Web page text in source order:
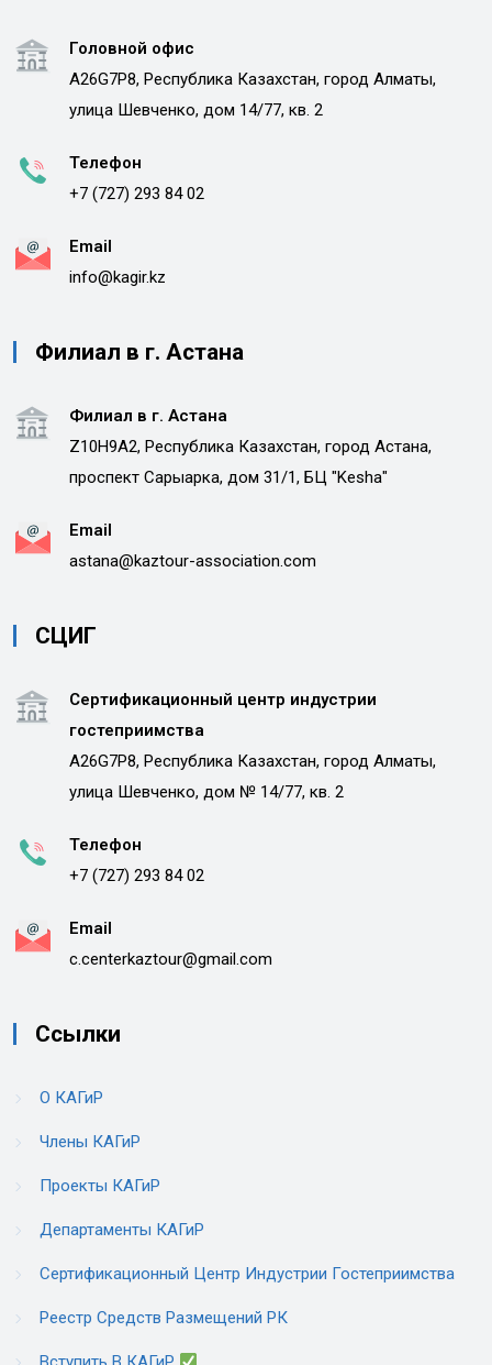
Головной офис
A26G7P8, Республика Казахстан, город Алматы,
улица Шевченко, дом 14/77, кв. 2
Телефон
+7 (727) 293 84 02
Email
info@kagir.kz
Филиал в г. Астана
Филиал в г. Астана
Z10H9A2, Республика Казахстан, город Астана,
проспект Сарыарка, дом 31/1, БЦ "Kesha"
Email
astana@kaztour-association.com
СЦИГ
Сертификационный центр индустрии
гостеприимства
A26G7P8, Республика Казахстан, город Алматы,
улица Шевченко, дом № 14/77, кв. 2
Телефон
+7 (727) 293 84 02
Email
c.centerkaztour@gmail.com
Ссылки
О КАГиР
Члены КАГиР
Проекты КАГиР
Департаменты КАГиР
Сертификационный Центр Индустрии Гостеприимства
Реестр Средств Размещений РК